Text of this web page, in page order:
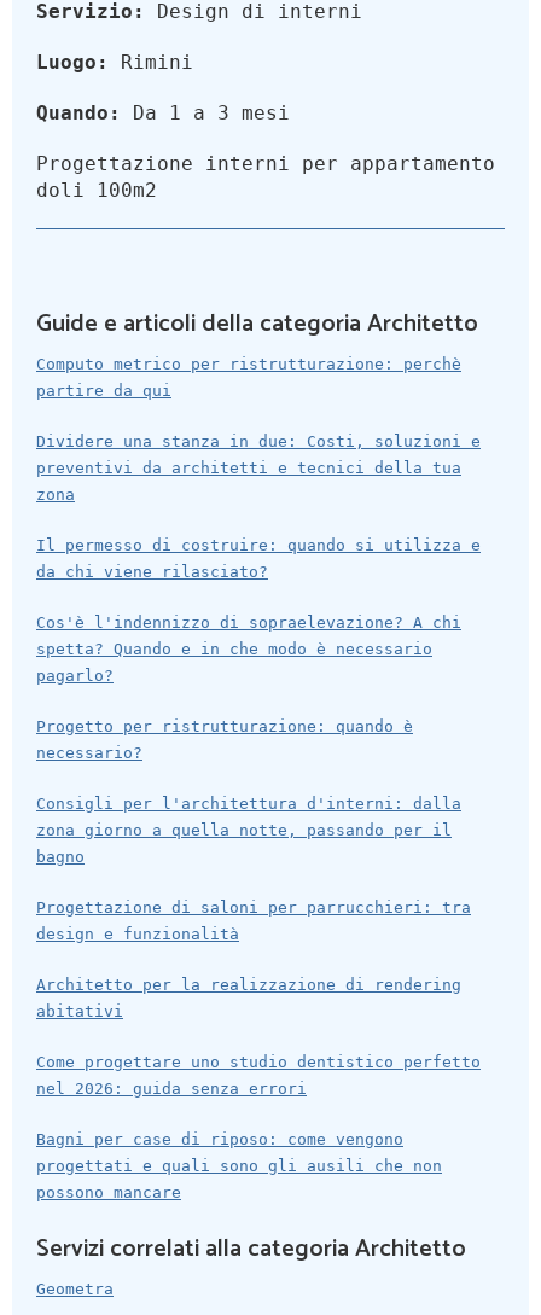
Servizio: Design di interni
Luogo: Rimini
Quando: Da 1 a 3 mesi
Progettazione interni per appartamento
doli 100m2
Guide e articoli della categoria Architetto
Computo metrico per ristrutturazione: perchè
partire da qui
Dividere una stanza in due: Costi, soluzioni e
preventivi da architetti e tecnici della tua
zona
Il permesso di costruire: quando si utilizza e
da chi viene rilasciato?
Cos'è l'indennizzo di sopraelevazione? A chi
spetta? Quando e in che modo è necessario
pagarlo?
Progetto per ristrutturazione: quando è
necessario?
Consigli per l'architettura d'interni: dalla
zona giorno a quella notte, passando per il
bagno
Progettazione di saloni per parrucchieri: tra
design e funzionalità
Architetto per la realizzazione di rendering
abitativi
Come progettare uno studio dentistico perfetto
nel 2026: guida senza errori
Bagni per case di riposo: come vengono
progettati e quali sono gli ausili che non
possono mancare
Servizi correlati alla categoria Architetto
Geometra